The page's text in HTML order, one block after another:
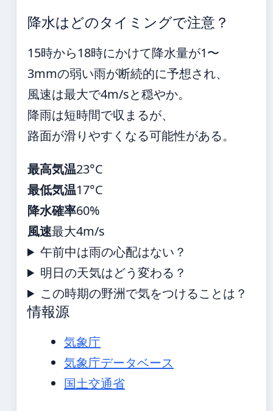
降水はどのタイミングで注意？
15時から18時にかけて降水量が1〜
3mmの弱い雨が断続的に予想され、
風速は最大で4m/sと穏やか。
降雨は短時間で収まるが、
路面が滑りやすくなる可能性がある。
最高気温23°C
最低気温17°C
降水確率60%
風速最大4m/s
午前中は雨の心配はない？
明日の天気はどう変わる？
この時期の野洲で気をつけることは？
情報源
気象庁
気象庁データベース
国土交通省